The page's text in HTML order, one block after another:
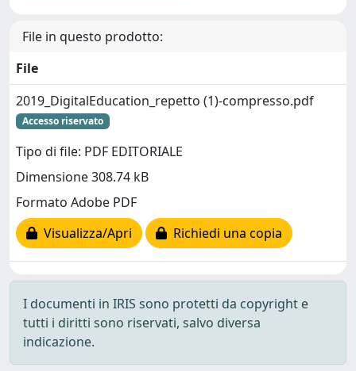
File in questo prodotto:
File
2019_DigitalEducation_repetto (1)-compresso.pdf
Accesso riservato
Tipo di file: PDF EDITORIALE
Dimensione 308.74 kB
Formato Adobe PDF
Visualizza/Apri
Richiedi una copia
I documenti in IRIS sono protetti da copyright e
tutti i diritti sono riservati, salvo diversa
indicazione.